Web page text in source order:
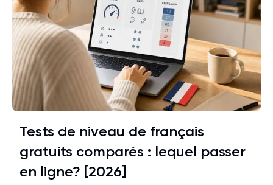
Tests de niveau de français
gratuits comparés : lequel passer
en ligne? [2026]